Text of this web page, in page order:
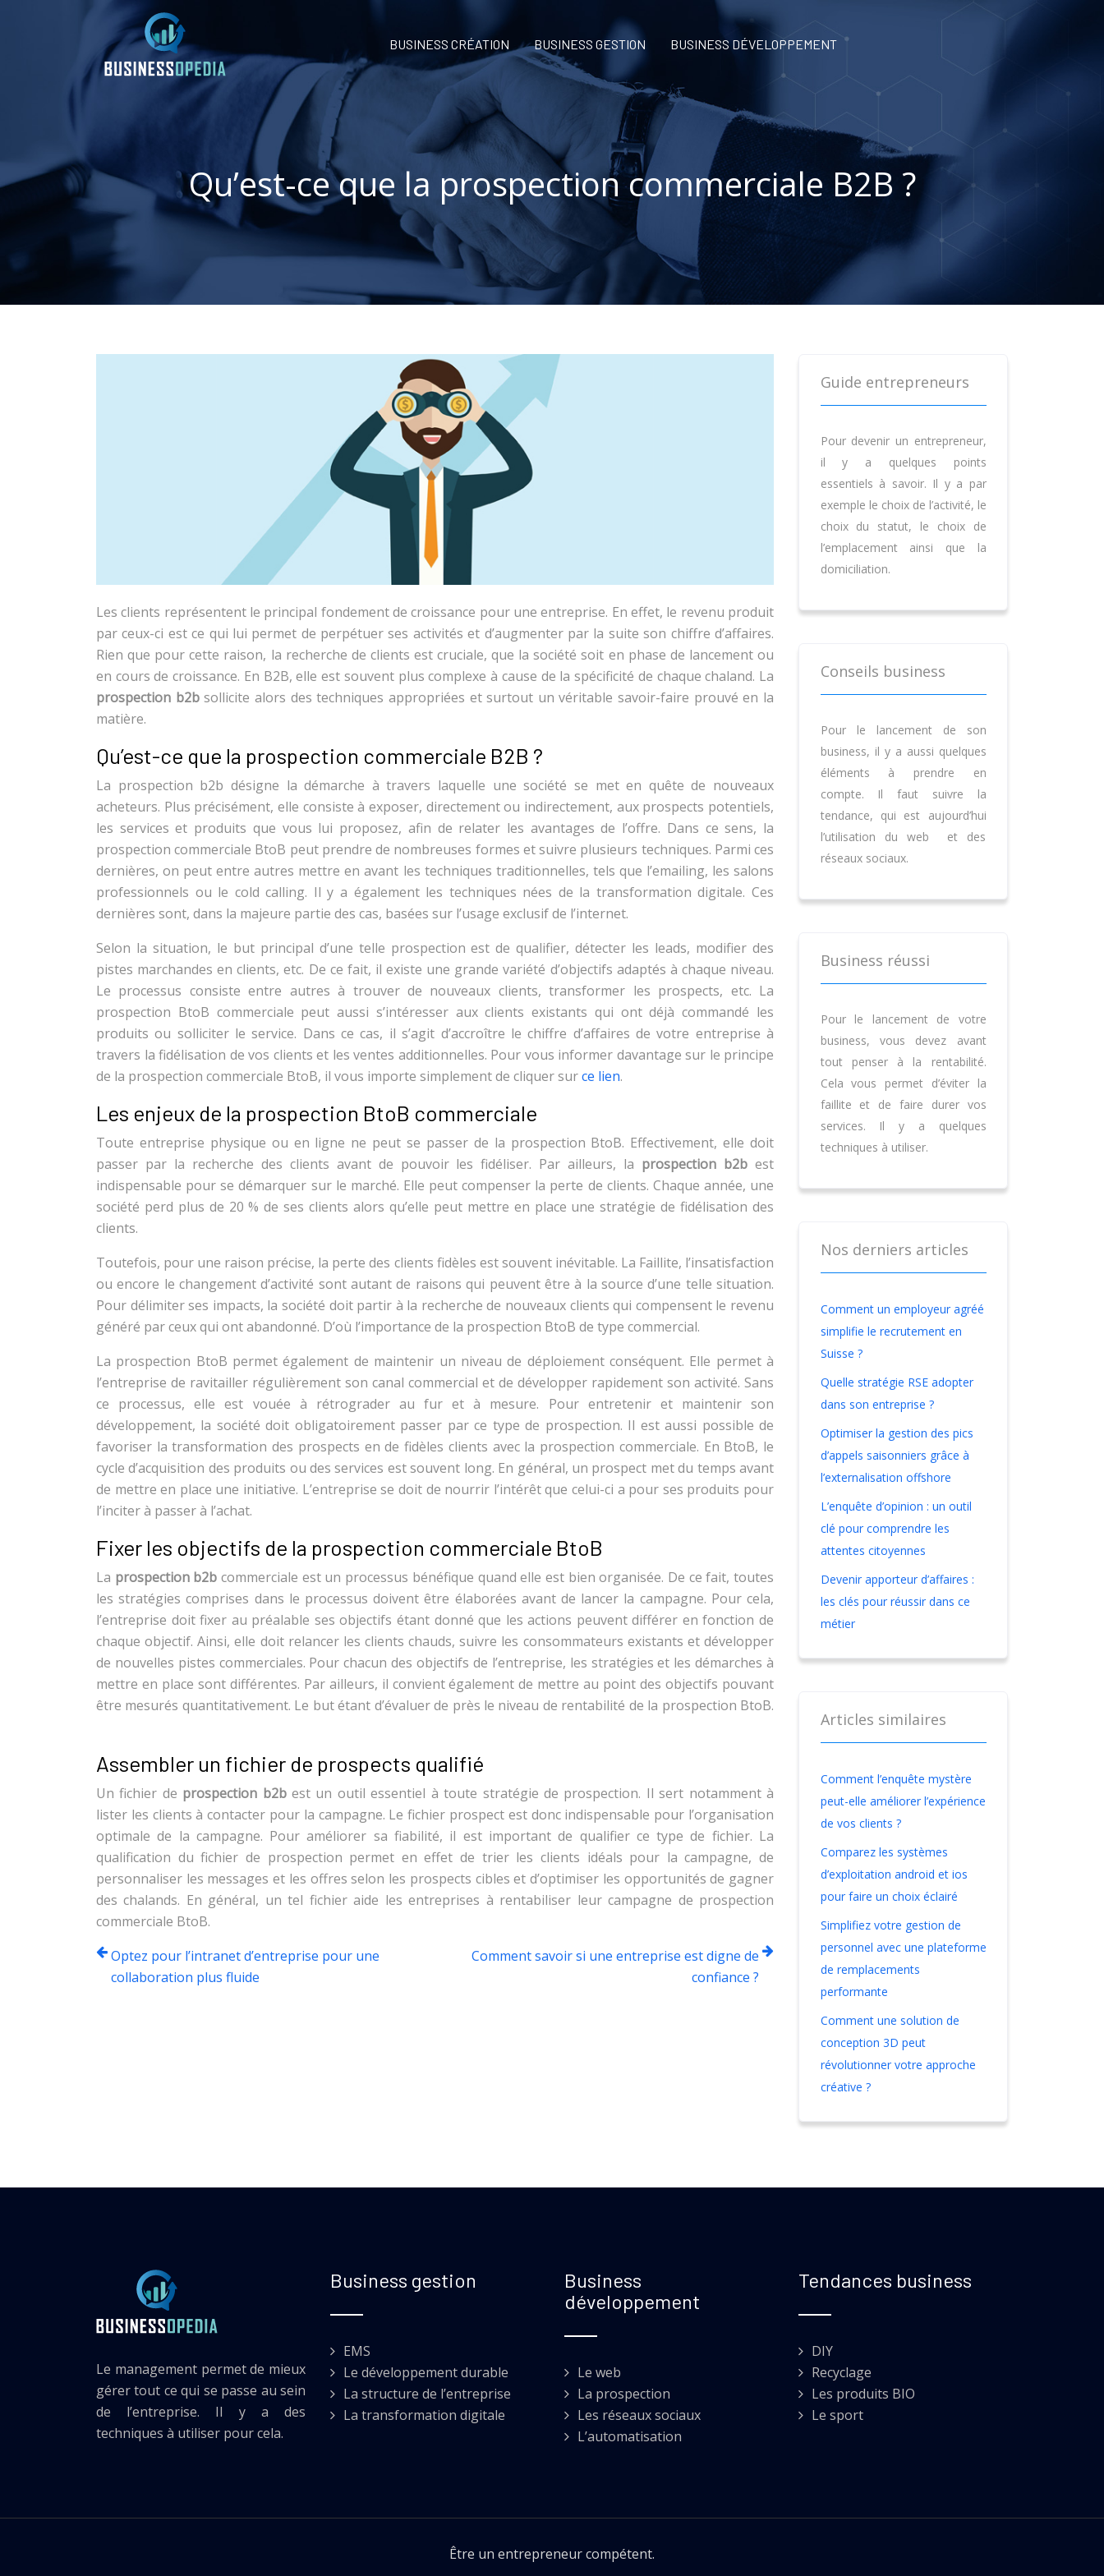
BUSINESS CRÉATION BUSINESS GESTION BUSINESS DÉVELOPPEMENT
Qu’est-ce que la prospection commerciale B2B ?
Les clients représentent le principal fondement de croissance pour une entreprise. En effet, le revenu produit
par ceux-ci est ce qui lui permet de perpétuer ses activités et d’augmenter par la suite son chiffre d’affaires.
Rien que pour cette raison, la recherche de clients est cruciale, que la société soit en phase de lancement ou
en cours de croissance. En B2B, elle est souvent plus complexe à cause de la spécificité de chaque chaland. La
prospection b2bsollicite alors des techniques appropriées et surtout un véritable savoir-faire prouvé en la
matière.
Qu’est-ce que la prospection commerciale B2B ?
La prospection b2b désigne la démarche à travers laquelle une société se met en quête de nouveaux
acheteurs. Plus précisément, elle consiste à exposer, directement ou indirectement, aux prospects potentiels,
les services et produits que vous lui proposez, afin de relater les avantages de l’offre. Dans ce sens, la
prospection commerciale BtoB peut prendre de nombreuses formes et suivre plusieurs techniques. Parmi ces
dernières, on peut entre autres mettre en avant les techniques traditionnelles, tels que l’emailing, les salons
professionnels ou le cold calling. Il y a également les techniques nées de la transformation digitale. Ces
dernières sont, dans la majeure partie des cas, basées sur l’usage exclusif de l’internet.
Selon la situation, le but principal d’une telle prospection est de qualifier, détecter les leads, modifier des
pistes marchandes en clients, etc. De ce fait, il existe une grande variété d’objectifs adaptés à chaque niveau.
Le processus consiste entre autres à trouver de nouveaux clients, transformer les prospects, etc. La
prospection BtoB commerciale peut aussi s’intéresser aux clients existants qui ont déjà commandé les
produits ou solliciter le service. Dans ce cas, il s’agit d’accroître le chiffre d’affaires de votre entreprise à
travers la fidélisation de vos clients et les ventes additionnelles. Pour vous informer davantage sur le principe
de la prospection commerciale BtoB, il vous importe simplement de cliquer surce lien.
Les enjeux de la prospection BtoB commerciale
Toute entreprise physique ou en ligne ne peut se passer de la prospection BtoB. Effectivement, elle doit
passer par la recherche des clients avant de pouvoir les fidéliser. Par ailleurs, la prospection b2b est
indispensable pour se démarquer sur le marché. Elle peut compenser la perte de clients. Chaque année, une
société perd plus de 20 % de ses clients alors qu’elle peut mettre en place une stratégie de fidélisation des
clients.
Toutefois, pour une raison précise, la perte des clients fidèles est souvent inévitable. La Faillite, l’insatisfaction
ou encore le changement d’activité sont autant de raisons qui peuvent être à la source d’une telle situation.
Pour délimiter ses impacts, la société doit partir à la recherche de nouveaux clients qui compensent le revenu
généré par ceux qui ont abandonné. D’où l’importance de la prospection BtoB de type commercial.
La prospection BtoB permet également de maintenir un niveau de déploiement conséquent. Elle permet à
l’entreprise de ravitailler régulièrement son canal commercial et de développer rapidement son activité. Sans
ce processus, elle est vouée à rétrograder au fur et à mesure. Pour entretenir et maintenir son
développement, la société doit obligatoirement passer par ce type de prospection. Il est aussi possible de
favoriser la transformation des prospects en de fidèles clients avec la prospection commerciale. En BtoB, le
cycle d’acquisition des produits ou des services est souvent long. En général, un prospect met du temps avant
de mettre en place une initiative. L’entreprise se doit de nourrir l’intérêt que celui-ci a pour ses produits pour
l’inciter à passer à l’achat.
Fixer les objectifs de la prospection commerciale BtoB
La prospection b2b commerciale est un processus bénéfique quand elle est bien organisée. De ce fait, toutes
les stratégies comprises dans le processus doivent être élaborées avant de lancer la campagne. Pour cela,
l’entreprise doit fixer au préalable ses objectifs étant donné que les actions peuvent différer en fonction de
chaque objectif. Ainsi, elle doit relancer les clients chauds, suivre les consommateurs existants et développer
de nouvelles pistes commerciales. Pour chacun des objectifs de l’entreprise, les stratégies et les démarches à
mettre en place sont différentes. Par ailleurs, il convient également de mettre au point des objectifs pouvant
être mesurés quantitativement. Le but étant d’évaluer de près le niveau de rentabilité de la prospection BtoB.
Assembler un fichier de prospects qualifié
Un fichier de prospection b2best un outil essentiel à toute stratégie de prospection. Il sert notamment à
lister les clients à contacter pour la campagne. Le fichier prospect est donc indispensable pour l’organisation
optimale de la campagne. Pour améliorer sa fiabilité, il est important de qualifier ce type de fichier. La
qualification du fichier de prospection permet en effet de trier les clients idéals pour la campagne, de
personnaliser les messages et les offres selon les prospects cibles et d’optimiser les opportunités de gagner
des chalands. En général, un tel fichier aide les entreprises à rentabiliser leur campagne de prospection
commerciale BtoB.
Optez pour l’intranet d’entreprise pour une
collaboration plus fluide
Comment savoir si une entreprise est digne de
confiance ?
Guide entrepreneurs
Pour devenir un entrepreneur,
il y a quelques points
essentiels à savoir. Il y a par
exemple le choix de l’activité, le
choix du statut, le choix de
l’emplacement ainsi que la
domiciliation.
Conseils business
Pour le lancement de son
business, il y a aussi quelques
éléments à prendre en
compte. Il faut suivre la
tendance, qui est aujourd’hui
l’utilisation du web et des
réseaux sociaux.
Business réussi
Pour le lancement de votre
business, vous devez avant
tout penser à la rentabilité.
Cela vous permet d’éviter la
faillite et de faire durer vos
services. Il y a quelques
techniques à utiliser.
Nos derniers articles
Comment un employeur agréé
simplifie le recrutement en
Suisse ?
Quelle stratégie RSE adopter
dans son entreprise ?
Optimiser la gestion des pics
d’appels saisonniers grâce à
l’externalisation offshore
L’enquête d’opinion : un outil
clé pour comprendre les
attentes citoyennes
Devenir apporteur d’affaires :
les clés pour réussir dans ce
métier
Articles similaires
Comment l’enquête mystère
peut-elle améliorer l’expérience
de vos clients ?
Comparez les systèmes
d’exploitation android et ios
pour faire un choix éclairé
Simplifiez votre gestion de
personnel avec une plateforme
de remplacements
performante
Comment une solution de
conception 3D peut
révolutionner votre approche
créative ?
Le management permet de mieux
gérer tout ce qui se passe au sein
de l’entreprise. Il y a des
techniques à utiliser pour cela.
Business gestion
EMS
Le développement durable
La structure de l’entreprise
La transformation digitale
Business
développement
Le web
La prospection
Les réseaux sociaux
L’automatisation
Tendances business
DIY
Recyclage
Les produits BIO
Le sport
Être un entrepreneur compétent.